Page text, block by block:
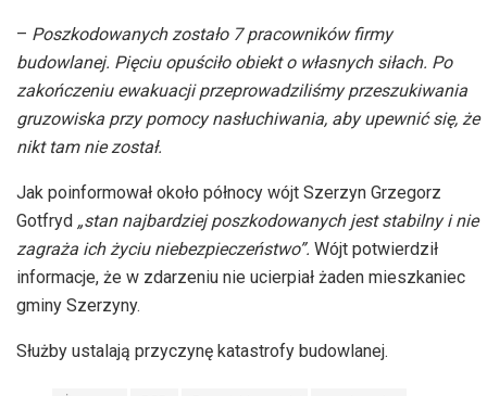
– Poszkodowanych zostało 7 pracowników firmy
budowlanej. Pięciu opuściło obiekt o własnych siłach. Po
zakończeniu ewakuacji przeprowadziliśmy przeszukiwania
gruzowiska przy pomocy nasłuchiwania, aby upewnić się, że
nikt tam nie został.
Jak poinformował około północy wójt Szerzyn Grzegorz
Gotfryd „stan najbardziej poszkodowanych jest stabilny i nie
zagraża ich życiu niebezpieczeństwo”. Wójt potwierdził
informacje, że w zdarzeniu nie ucierpiał żaden mieszkaniec
gminy Szerzyny.
Służby ustalają przyczynę katastrofy budowlanej.